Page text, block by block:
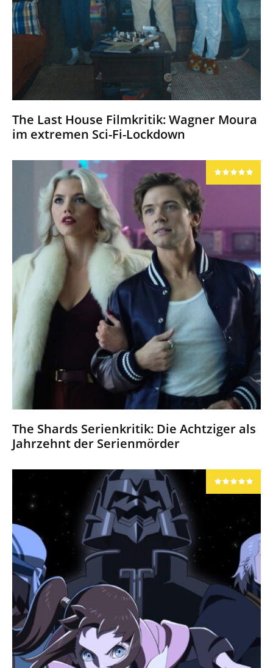
The Last House Filmkritik: Wagner Moura
im extremen Sci-Fi-Lockdown
The Shards Serienkritik: Die Achtziger als
Jahrzehnt der Serienmörder